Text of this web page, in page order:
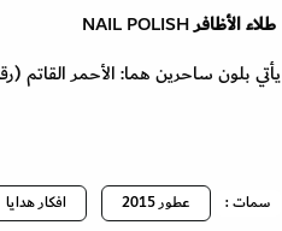
طلاء الأظافرNAIL POLISH
يأتي بلون ساحرين هما: الأحمر القاتم (رقم 300) والذهبي المشرق محدود الإصدار (رقم 449)، وضمن علبة ذهبية محدودة
سمات : عطور 2015 افكار هدايا